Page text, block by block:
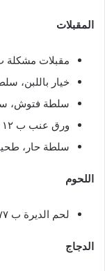
المقبلات
مقبلات مشكلة ب ١٥
خيار باللبن،
سلطة فتوش،
ورق عنب ب ١٢ ريال
سلطة حار، طحينة ب
اللحوم
لحم الديرة ب ٧٧ ريال
الدجاج